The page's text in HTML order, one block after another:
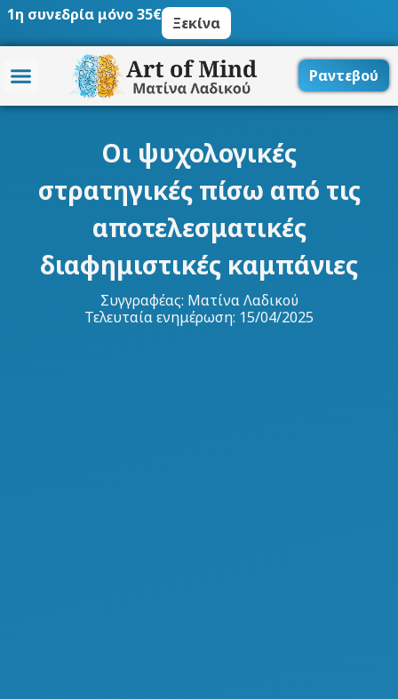
Μετάβαση
περιεχόμενο
1η συνεδρία μόνο 35€ Ξεκίνα
Ραντεβού
Οι ψυχολογικές
στρατηγικές πίσω από τις
αποτελεσματικές
διαφημιστικές καμπάνιες
Συγγραφέας: Ματίνα Λαδικού
Τελευταία ενημέρωση: 15/04/2025